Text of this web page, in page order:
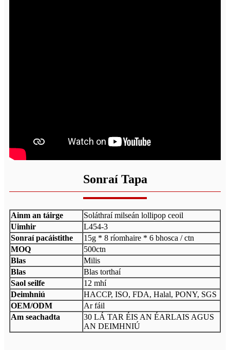
Sonraí Tapa
Ainm an táirge
Soláthraí milseán lollipop ceoil
Uimhir
L454-3
Sonraí pacáistithe
15g * 8 ríomhaire * 6 bhosca / ctn
MOQ
500ctn
Blas
Milis
Blas
Blas torthaí
Saol seilfe
12 mhí
Deimhniú
HACCP, ISO, FDA, Halal, PONY, SGS
OEM/ODM
Ar fáil
Am seachadta
30 LÁ TAR ÉIS AN ÉARLAIS AGUS
AN DEIMHNIÚ